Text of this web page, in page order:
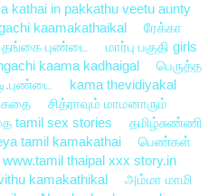
kathai in pakkathu veetu aunty
kaamakathaikal
ரேக்கா
தங்கை புண்டை
மார்பு பகுதி girls
kaama kadhaigal
பெருத்த
kama thevidiyakal
சித்ராவும் மாமனாரும்
tamil sex stories
தமிழ்சுண்ணி
tamil kamakathai
பெண்கள்
www.tamil thaipal xxx story.in
kamakathikal
அம்மா மாமி